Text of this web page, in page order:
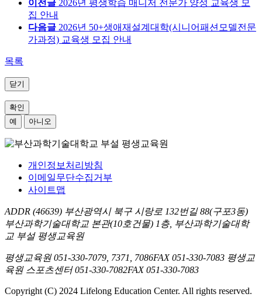
이전글 2026년 평생학습 매니저 전문가 양성 교육생 모
집 안내
다음글 2026년 50+생애재설계대학(시니어패션모델전문
가과정) 교육생 모집 안내
목록
닫기
확인
예
아니오
개인정보처리방침
이메일무단수집거부
사이트맵
ADDR (46639) 부산광역시 북구 시랑로 132번길 88(구포3동)
부산과학기술대학교 본관(10호건물) 1층, 부산과학기술대학
교 부설 평생교육원
평생교육원051-330-7079, 7371, 7086FAX051-330-7083 평생교
육원 스포츠센터051-330-7082FAX051-330-7083
Copyright (C) 2024 Lifelong Education Center. All rights reserved.